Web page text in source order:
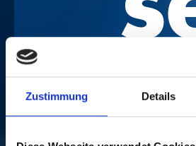
Zustimmung Details
Photo:Dominik Plüss